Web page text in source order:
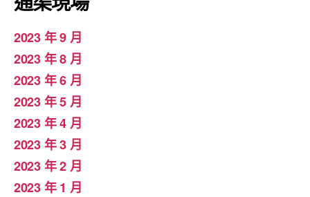
2023 年 9 月
2023 年 8 月
2023 年 6 月
2023 年 5 月
2023 年 4 月
2023 年 3 月
2023 年 2 月
2023 年 1 月